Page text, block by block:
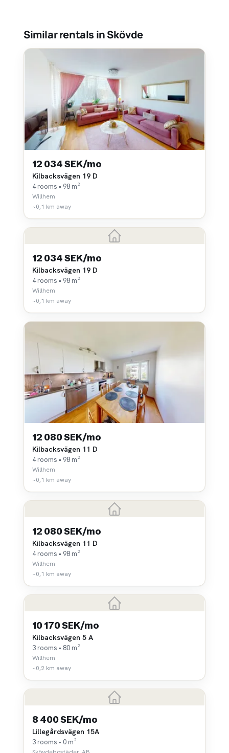
Similar rentals in Skövde
12 034 SEK/mo
Kilbacksvägen 19 D
4 rooms • 98 m²
Willhem
~0,1 km away
12 034 SEK/mo
Kilbacksvägen 19 D
4 rooms • 98 m²
Willhem
~0,1 km away
12 080 SEK/mo
Kilbacksvägen 11 D
4 rooms • 98 m²
Willhem
~0,1 km away
12 080 SEK/mo
Kilbacksvägen 11 D
4 rooms • 98 m²
Willhem
~0,1 km away
10 170 SEK/mo
Kilbacksvägen 5 A
3 rooms • 80 m²
Willhem
~0,2 km away
8 400 SEK/mo
Lillegårdsvägen 15A
3 rooms • 0 m²